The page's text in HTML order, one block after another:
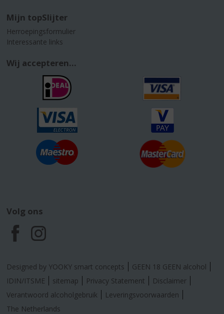
Mijn topSlijter
Herroepingsformulier
Interessante links
Wij accepteren...
Volg ons
F
a
c
I
n
s
Designed by YOOKY smart concepts
GEEN 18 GEEN alcohol
IDIN/ITSME
sitemap Privacy Statement
Disclaimer
Verantwoord alcoholgebruik
Leveringsvoorwaarden
The Netherlands